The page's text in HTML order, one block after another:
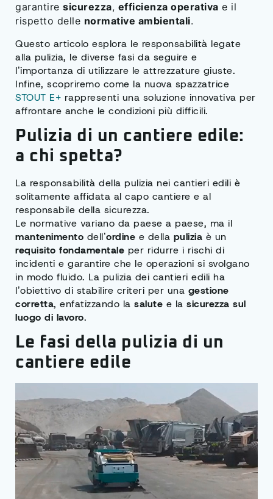
garantire sicurezza, efficienza operativa e il
rispetto delle normative ambientali.
Questo articolo esplora le responsabilità legate
alla pulizia, le diverse fasi da seguire e
l’importanza di utilizzare le attrezzature giuste.
Infine, scopriremo come la nuova spazzatrice
STOUT E+ rappresenti una soluzione innovativa per
affrontare anche le condizioni più difficili.
Pulizia di un cantiere edile:
a chi spetta?
La responsabilità della pulizia nei cantieri edili è
solitamente affidata al capo cantiere e al
responsabile della sicurezza.
Le normative variano da paese a paese, ma il
mantenimento dell’ordine e della pulizia è un
requisito fondamentale per ridurre i rischi di
incidenti e garantire che le operazioni si svolgano
in modo fluido. La pulizia dei cantieri edili ha
l’obiettivo di stabilire criteri per una gestione
corretta, enfatizzando la salute e la sicurezza sul
luogo di lavoro.
Le fasi della pulizia di un
cantiere edile